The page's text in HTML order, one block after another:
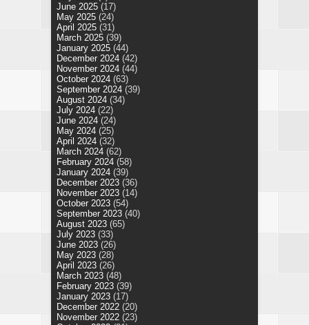
June 2025 (17)
May 2025 (24)
April 2025 (31)
March 2025 (39)
January 2025 (44)
December 2024 (42)
November 2024 (44)
October 2024 (63)
September 2024 (39)
August 2024 (34)
July 2024 (22)
June 2024 (24)
May 2024 (25)
April 2024 (32)
March 2024 (62)
February 2024 (58)
January 2024 (39)
December 2023 (36)
November 2023 (14)
October 2023 (54)
September 2023 (40)
August 2023 (65)
July 2023 (33)
June 2023 (26)
May 2023 (28)
April 2023 (26)
March 2023 (48)
February 2023 (39)
January 2023 (17)
December 2022 (20)
November 2022 (23)